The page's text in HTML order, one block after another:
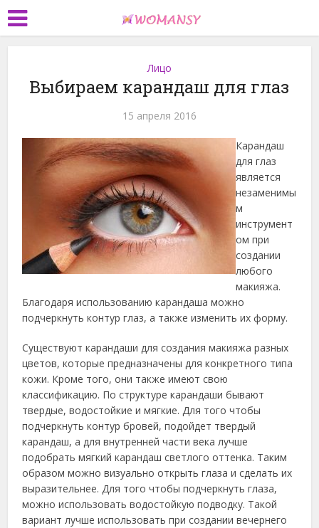
Лицо
Выбираем карандаш для глаз
15 апреля 2016
Карандаш
для глаз
является
незаменимы
м
инструмент
ом при
создании
любого
макияжа.
Благодаря использованию карандаша можно
подчеркнуть контур глаз, а также изменить их форму.
Существуют карандаши для создания макияжа разных
цветов, которые предназначены для конкретного типа
кожи. Кроме того, они также имеют свою
классификацию. По структуре карандаши бывают
твердые, водостойкие и мягкие. Для того чтобы
подчеркнуть контур бровей, подойдет твердый
карандаш, а для внутренней части века лучше
подобрать мягкий карандаш светлого оттенка. Таким
образом можно визуально открыть глаза и сделать их
выразительнее. Для того чтобы подчеркнуть глаза,
можно использовать водостойкую подводку. Такой
вариант лучше использовать при создании вечернего